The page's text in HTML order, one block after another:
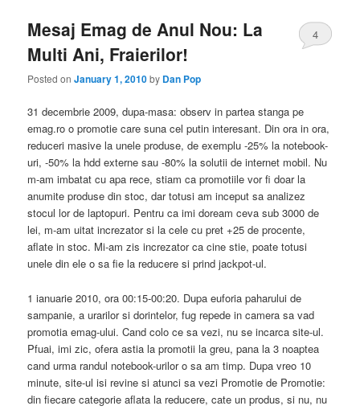
Mesaj Emag de Anul Nou: La
Multi Ani, Fraierilor!
Posted onJanuary 1, 2010by Dan Pop
4
31 decembrie 2009, dupa-masa: observ in partea stanga pe
emag.ro o promotie care suna cel putin interesant. Din ora in ora,
reduceri masive la unele produse, de exemplu -25% la notebook-
uri, -50% la hdd externe sau -80% la solutii de internet mobil. Nu
m-am imbatat cu apa rece, stiam ca promotiile vor fi doar la
anumite produse din stoc, dar totusi am inceput sa analizez
stocul lor de laptopuri. Pentru ca imi doream ceva sub 3000 de
lei, m-am uitat increzator si la cele cu pret +25 de procente,
aflate in stoc. Mi-am zis increzator ca cine stie, poate totusi
unele din ele o sa fie la reducere si prind jackpot-ul.
1 ianuarie 2010, ora 00:15-00:20. Dupa euforia paharului de
sampanie, a urarilor si dorintelor, fug repede in camera sa vad
promotia emag-ului. Cand colo ce sa vezi, nu se incarca site-ul.
Pfuai, imi zic, ofera astia la promotii la greu, pana la 3 noaptea
cand urma randul notebook-urilor o sa am timp. Dupa vreo 10
minute, site-ul isi revine si atunci sa vezi Promotie de Promotie:
din fiecare categorie aflata la reducere, cate un produs, si nu, nu